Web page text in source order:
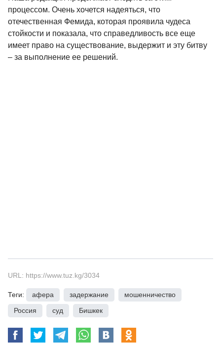
процессом. Очень хочется надеяться, что
отечественная Фемида, которая проявила чудеса
стойкости и показала, что справедливость все еще
имеет право на существование, выдержит и эту битву
– за выполнение ее решений.
URL: https://www.tuz.kg/3034
Теги: афера задержание мошенничество
Россия
суд Бишкек